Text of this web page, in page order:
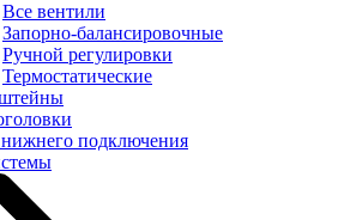
Все вентили
Запорно-балансировочные
Ручной регулировки
Термостатические
подключения